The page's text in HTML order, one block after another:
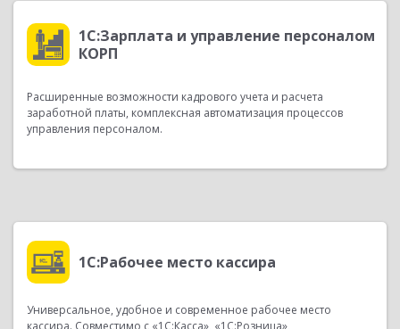
1С:Зарплата и управление персоналом
КОРП
Расширенные возможности кадрового учета и расчета
заработной платы, комплексная автоматизация процессов
управления персоналом.
1С:Рабочее место кассира
Универсальное, удобное и современное рабочее место
кассира. Совместимо с «1С:Касса», «1С:Розница»,